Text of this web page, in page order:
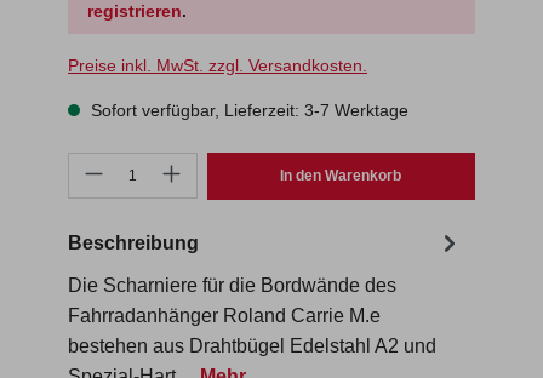
registrieren.
Preise inkl. MwSt. zzgl. Versandkosten.
Sofort verfügbar, Lieferzeit: 3-7 Werktage
Produkt Anzahl: Gib den gewünschten Wert ein oder benutze die
In den Warenkorb
Beschreibung
Die Scharniere für die Bordwände des
Fahrradanhänger Roland Carrie M.e
bestehen aus Drahtbügel Edelstahl A2 und